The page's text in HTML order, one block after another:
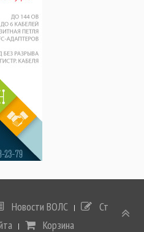
Новости ВОЛС
Статьи
Корзина